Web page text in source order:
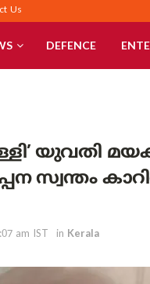
Us
DEFENCE
യുവതി
സ്വന്തം
am IST in Kerala